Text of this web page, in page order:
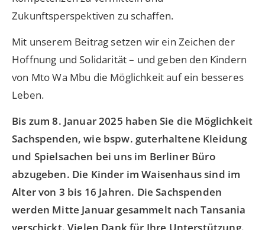
Zukunftsperspektiven zu schaffen.
Mit unserem Beitrag setzen wir ein Zeichen der
Hoffnung und Solidarität – und geben den Kindern
von Mto Wa Mbu die Möglichkeit auf ein besseres
Leben.
Bis zum 8. Januar 2025 haben Sie die Möglichkeit
Sachspenden, wie bspw. guterhaltene Kleidung
und Spielsachen bei uns im Berliner Büro
abzugeben. Die Kinder im Waisenhaus sind im
Alter von 3 bis 16 Jahren. Die Sachspenden
werden Mitte Januar gesammelt nach Tansania